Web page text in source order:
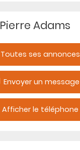
Pierre Adams
Toutes ses annonces
Envoyer un message
Afficher le téléphone